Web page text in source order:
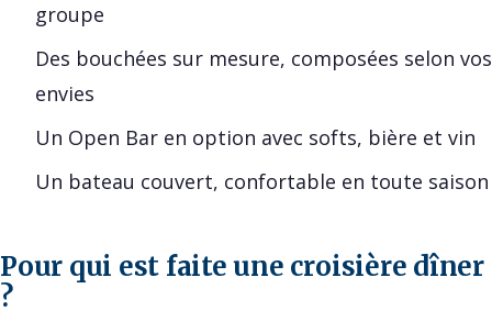
groupe
Des bouchées sur mesure, composées selon vos
envies
Un Open Bar en option avec softs, bière et vin
Un bateau couvert, confortable en toute saison
Pour qui est faite une croisière dîner
?